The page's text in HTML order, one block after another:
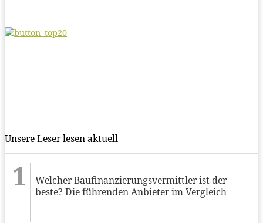
Unsere Leser lesen aktuell
Welcher Baufinanzierungsvermittler ist der
beste? Die führenden Anbieter im Vergleich